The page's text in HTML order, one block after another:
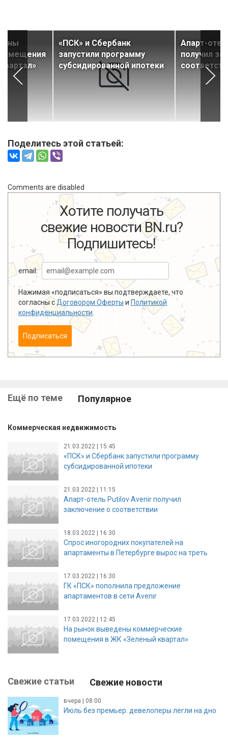
«ПСК» и Сбербанк
запустили программу
субсидированной ипотеки
Апарт-
получил
Поделитесь этой статьей:
Comments are disabled
Хотите получать
свежие новости BN.ru?
Подпишитесь!
email:
Нажимая «подписаться» вы подтверждаете, что
согласны сДоговором Оферты и Политикой
конфиденциальности
Подписаться
Ещё по теме Популярное
Коммерческая недвижимость
21.03.2022 | 15:45
«ПСК» и Сбербанк запустили программу
субсидированной ипотеки
21.03.2022 | 11:15
Апарт-отель Putilov Avenir получил
заключение о соответствии
18.03.2022 | 16:30
Спрос иногородних покупателей на
апартаменты в Петербурге вырос на треть
17.03.2022 | 16:30
ГК «ПСК» пополнила предложение
апартаментов в сети Avenir
17.03.2022 | 12:45
На рынок выведены коммерческие
помещения в ЖК «Зеленый квартал»
Свежие статьи Свежие новости
вчера | 08:00
Июль без премьер: девелоперы легли на дно